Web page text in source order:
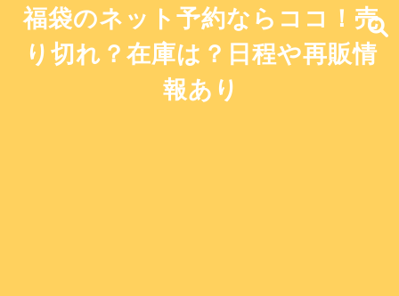
福袋のネット予約ならココ！売
り切れ？在庫は？日程や再販情
報あり